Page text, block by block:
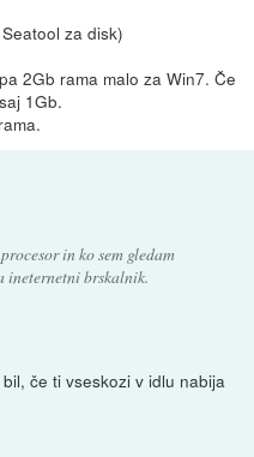
za disk)
2Gb rama malo za Win7. Če
1Gb.
in ko sem gledam
ineternetni brskalnik.
če ti vseskozi v idlu nabija